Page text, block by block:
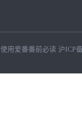
使用爱番番前必读 沪ICP